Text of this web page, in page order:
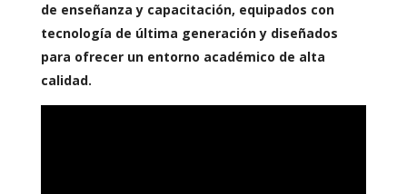
de enseñanza y capacitación, equipados con
tecnología de última generación y diseñados
para ofrecer un entorno académico de alta
calidad.